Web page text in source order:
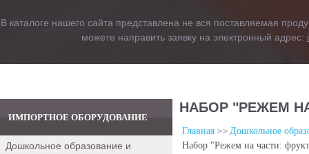
В каталоге нашего сайта представлена не вся поставляемая
можете направить заявку на электронный адрес:
ИМПОРТНОЕ ОБОРУДОВАНИЕ
Дошкольное образование и
НАБОР "РЕЖЕМ
Главная
Дошкольное
Набор "Режем на части: